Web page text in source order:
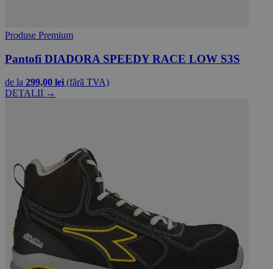
Produse Premium
Pantofi DIADORA SPEEDY RACE LOW S3S
de la 299,00 lei (fără TVA)
DETALII →